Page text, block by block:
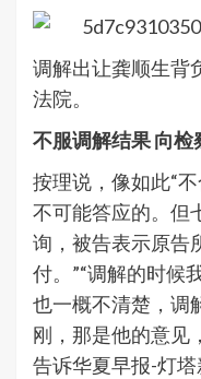
调解出让龚顺生背
法院。
不服调解结果 向
按理说，像如此“
不可能答应的。但
询，被告表示原告
付。”“调解的时候
也一概不清楚，调
刚，那是他的意见
告诉华夏早报-灯